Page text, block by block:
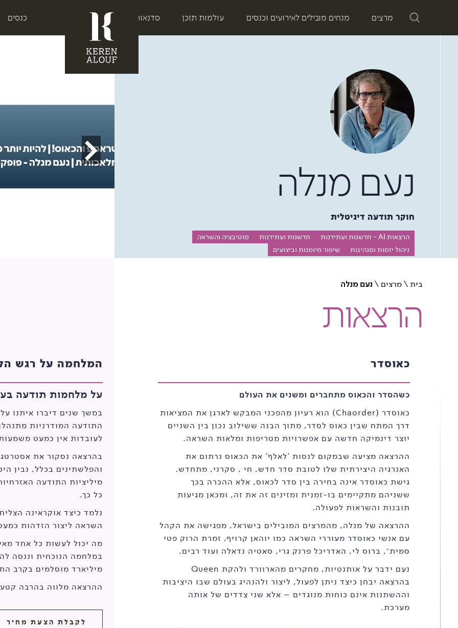
מרצים מנחים מובילים לאירועים וכנסים עולמות תוכן סדנאות כנסים
ספרים של נעם
נעם מנלה
חוקר תודעה דיגיטלית
הרצאות AI - חדשנות ועתידנות חדשנות ועתידנות
מוטיבציה והשראה
ניהול יזמות ומנהיגות
שיפור מיומנות וביצועים
בית\מרצים \נעם מנלה
הרצאות
כאוסדר
כשהסדר והכאוס מתחברים ומשנים את העולם
כאוסדר (Chaorder) הוא רעיון מהפכני המבקש לארגן את המציאות
דרך המתח שבין כאוס לסדר, מתוך הבנה ששילוב נכון בין השניים
יוצר דינמיקה חדשה עם אפשרויות מטריפות ומלאות השראה.
ההרצאה מציעה שבמקום לנסות 'לאלף' את הכאוס נרתום את
האנרגיה היצירתית שלו לטובת סדר חדש, חי , סקרני, מתחדש.
גישת כאוסדר אינה בחירה בין סדר לכאוס, אלא ההכרה בכך
ששניהם מתקיימים בו-זמנית ומזינים זה את זה, ומכאן מגיעות
תובנות והשראות לפעולה.
ההרצאה של מנלה, מהמרצים המובילים בישראל, מפגישה את הקהל
עם אנשי כאוסדר מעוררי השראה כמו יוהאן קרויף, זמרת הרוק פטי
סמית׳, ברוס לי, האדריכל פרנק גרי, סאטיה נדאלה ועוד רבים.
נעם ידבר על אותנטיות, מחקרים מהארוורד ולהקת Queen
בהרצאה יבחן כיצד ניתן לפעול, ליצור ולהנהיג בעולם שבו היציבות
וההשתנות אינם כוחות מנוגדים – אלא שני צדדים של אותה
מערכת.
המלחמה על רגש
על מלחמות תודעה
במשך שנים דיברו איתנו
התודעה המודרניות
לעובדות אין כמעט
בהרצאה נסקור את
והפלשתינים בכלל, נבין
מיליציות התודעה
כל כך.
נלמד כיצד אוקראינה
השראה ליצור הזדהות
מה יכול לעשות כל אחד
במלחמה הנוכחית וננסה
מיליארד מוסלמים בקרב
ההרצאה מלווה בהרבה
לקבלת הצעת מחיר